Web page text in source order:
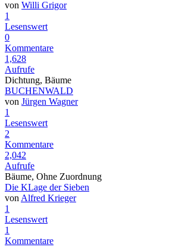
von Willi Grigor
1
Lesenswert
0
Kommentare
1,628
Aufrufe
Dichtung, Bäume
BUCHENWALD
von Jürgen Wagner
1
Lesenswert
2
Kommentare
2,042
Aufrufe
Bäume, Ohne Zuordnung
Die KLage der Sieben
von Alfred Krieger
1
Lesenswert
1
Kommentare